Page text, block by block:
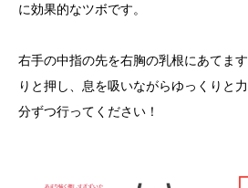
に効果的なツボです。
右手の中指の先を右胸の乳根にあてま
りと押し、息を吸いながらゆっくりと
分ずつ行ってください！